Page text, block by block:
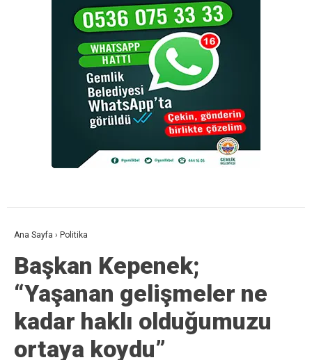
Ana Sayfa › Politika
Başkan Kepenek;
“Yaşanan gelişmeler ne
kadar haklı olduğumuzu
ortaya koydu”